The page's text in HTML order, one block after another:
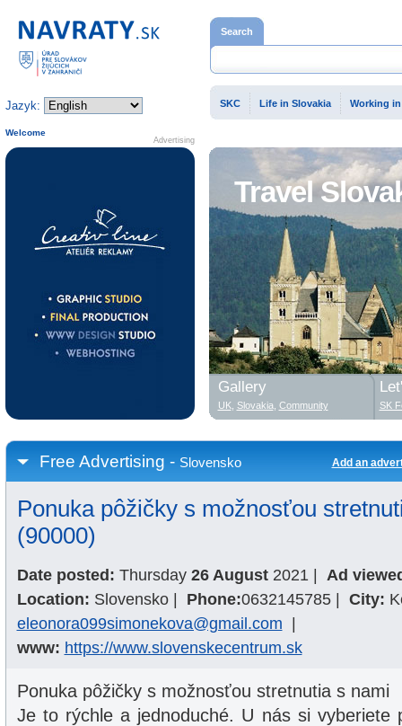
Travel
Free Advertising - Slovensko Add an
Ponuka pôžičky s možnosťou
(90000)
Date posted: Thursday 26 August2021 |
Ad
Location: Slovensko | Phone:0632145785 | City:
eleonora099simonekova@gmail.com |
www: https://www.slovenskecentrum.sk
Ponuka pôžičky s možnosťou stretnutia s nami
Je to rýchle a jednoduché. U nás si vyberiete
Home page
Jazyk:
Search
SKC Life in Slovakia Working in
Advertising
Welcome
Gallery
UK, Slovakia Community SK